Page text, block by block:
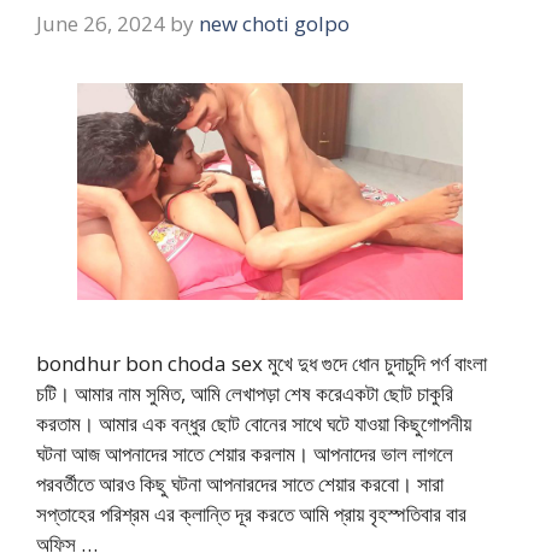
June 26, 2024 by new choti golpo
bondhur bon choda sex মুখে দুধ গুদে ধোন চুদাচুদি পর্ণ বাংলা
চটি। আমার নাম সুমিত, আমি লেখাপড়া শেষ করেএকটা ছোট চাকুরি
করতাম। আমার এক বন্ধুর ছোট বোনের সাথে ঘটে যাওয়া কিছুগোপনীয়
ঘটনা আজ আপনাদের সাতে শেয়ার করলাম। আপনাদের ভাল লাগলে
পরবর্তীতে আরও কিছু ঘটনা আপনারদের সাতে শেয়ার করবো। সারা
সপ্তাহের পরিশ্রম এর ক্লান্তি দূর করতে আমি প্রায় বৃহস্পতিবার বার
অফিস …